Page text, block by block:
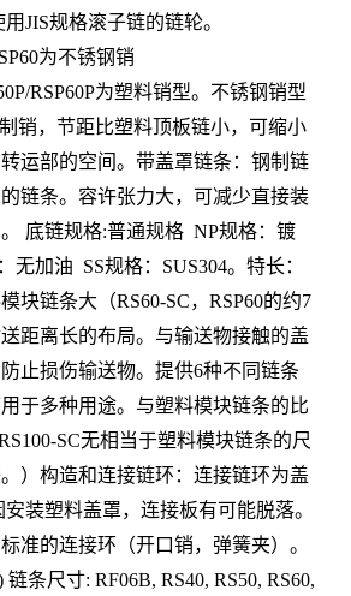
JIS规格滚子链的链轮。
为不锈钢销
RSP60P为塑料销型。不锈钢销型
销，节距比塑料顶板链小，可缩小
运部的空间。带盖罩链条：钢制链
的链条。容许张力大，可减少直接装
底链规格:普通规格 NP规格：镀
无加油 SS规格：SUS304。特长：
块链条大（RS60-SC，RSP60的约7
距离长的布局。与输送物接触的盖
止损伤输送物。提供6种不同链条
于多种用途。与塑料模块链条的比
SC无相当于塑料模块链条的尺
）构造和连接链环：连接链环为盖
装塑料盖罩，连接板有可能脱落。
准的连接环（开口销，弹簧夹）。
条尺寸: RF06B, RS40, RS50, RS60,